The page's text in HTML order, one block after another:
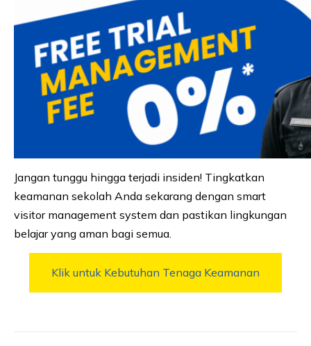
Jangan tunggu hingga terjadi insiden! Tingkatkan
keamanan sekolah Anda sekarang dengan smart
visitor management system dan pastikan lingkungan
belajar yang aman bagi semua.
Klik untuk Kebutuhan Tenaga Keamanan